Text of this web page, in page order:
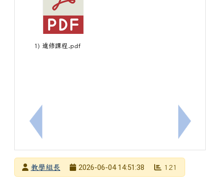
上一筆：轉知教育部「高級中等以下學校人工智慧使
1) 進修課程.pdf
下一筆：
發布者教學組長
2026-06-04 14:51:38 121